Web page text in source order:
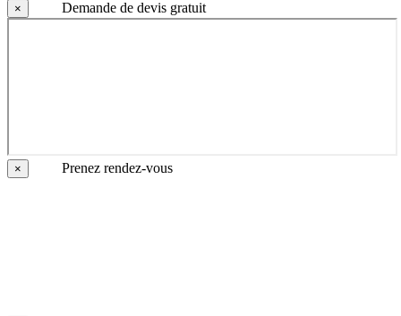
×
Demande de devis gratuit
× Prenez rendez-vous